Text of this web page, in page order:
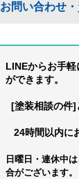
お問い合わせ
LINEからお手軽
ができます。
[塗装相談の件]
24時間以内に
日曜日・連休中
合がございます。